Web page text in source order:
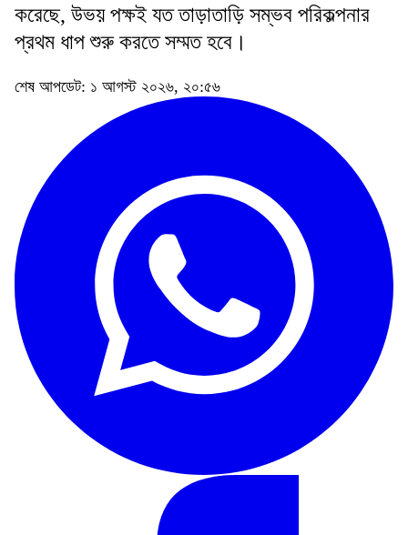
করেছে, উভয় পক্ষই যত তাড়াতাড়ি সম্ভব পরিকল্পনার
প্রথম ধাপ শুরু করতে সম্মত হবে।
শেষ আপডেট: ১ আগস্ট ২০২৬, ২০:৫৬